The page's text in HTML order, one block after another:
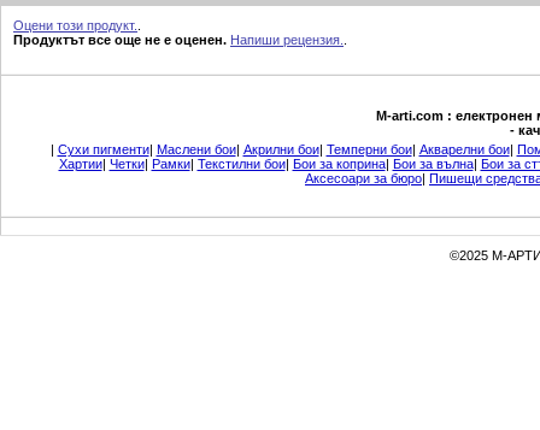
Оцени този продукт.
Продуктът все още не е оценен. Напиши рецензия.
М-arti.com : електронен
-
| Сухи пигменти| Маслени бои| Акрилни бои| Темперни бои| Акварелни бои|
Хартии| Четки| Рамки| Текстилни бои| Бои за коприна| Бои за вълна| Бои за
Аксесоари за бюро| Пишещи
©2025 М-